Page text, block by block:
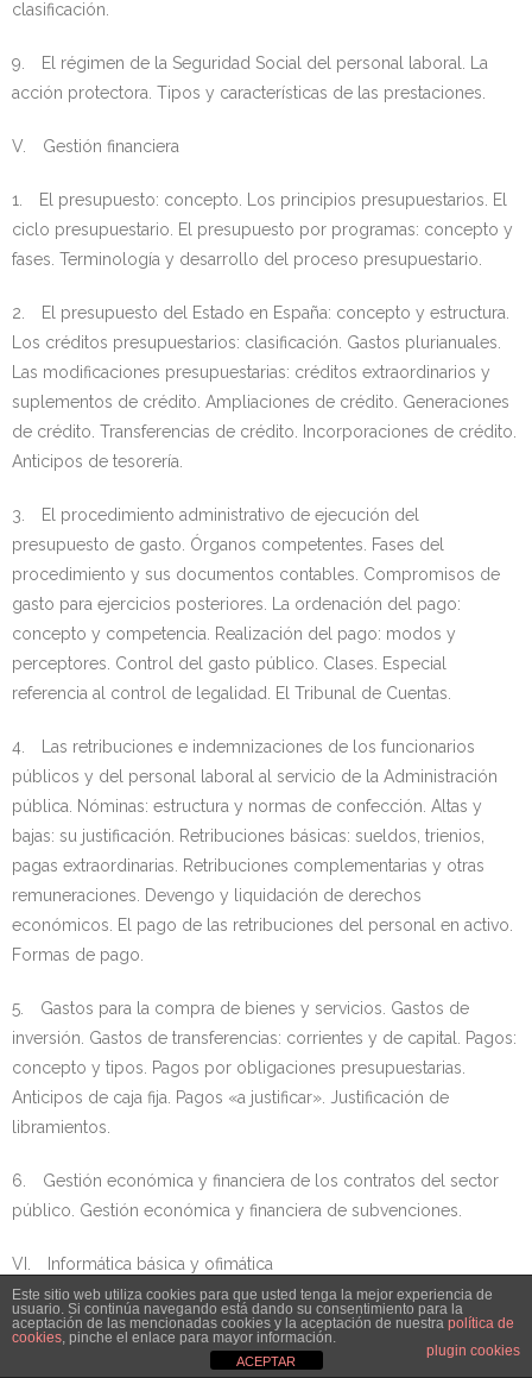
clasificación.
9. El régimen de la Seguridad Social del personal laboral. La
acción protectora. Tipos y características de las prestaciones.
V. Gestión financiera
1. El presupuesto: concepto. Los principios presupuestarios. El
ciclo presupuestario. El presupuesto por programas: concepto y
fases. Terminología y desarrollo del proceso presupuestario.
2. El presupuesto del Estado en España: concepto y estructura.
Los créditos presupuestarios: clasificación. Gastos plurianuales.
Las modificaciones presupuestarias: créditos extraordinarios y
suplementos de crédito. Ampliaciones de crédito. Generaciones
de crédito. Transferencias de crédito. Incorporaciones de crédito.
Anticipos de tesorería.
3. El procedimiento administrativo de ejecución del
presupuesto de gasto. Órganos competentes. Fases del
procedimiento y sus documentos contables. Compromisos de
gasto para ejercicios posteriores. La ordenación del pago:
concepto y competencia. Realización del pago: modos y
perceptores. Control del gasto público. Clases. Especial
referencia al control de legalidad. El Tribunal de Cuentas.
4. Las retribuciones e indemnizaciones de los funcionarios
públicos y del personal laboral al servicio de la Administración
pública. Nóminas: estructura y normas de confección. Altas y
bajas: su justificación. Retribuciones básicas: sueldos, trienios,
pagas extraordinarias. Retribuciones complementarias y otras
remuneraciones. Devengo y liquidación de derechos
económicos. El pago de las retribuciones del personal en activo.
Formas de pago.
5. Gastos para la compra de bienes y servicios. Gastos de
inversión. Gastos de transferencias: corrientes y de capital. Pagos:
concepto y tipos. Pagos por obligaciones presupuestarias.
Anticipos de caja fija. Pagos «a justificar». Justificación de
libramientos.
6. Gestión económica y financiera de los contratos del sector
público. Gestión económica y financiera de subvenciones.
VI. Informática básica y ofimática
1. Informática básica: conceptos fundamentales sobre el
hardware y el software. Sistemas de almacenamiento de datos.
Este sitio web utiliza cookies para que usted tenga la mejor experiencia de
usuario. Si continúa navegando está dando su consentimiento para la
aceptación de las mencionadas cookies y la aceptación de nuestra política de
cookies, pinche el enlace para mayor información.
plugin cookies
ACEPTAR